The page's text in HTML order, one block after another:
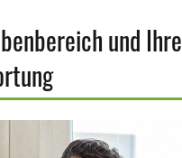
und Ihre